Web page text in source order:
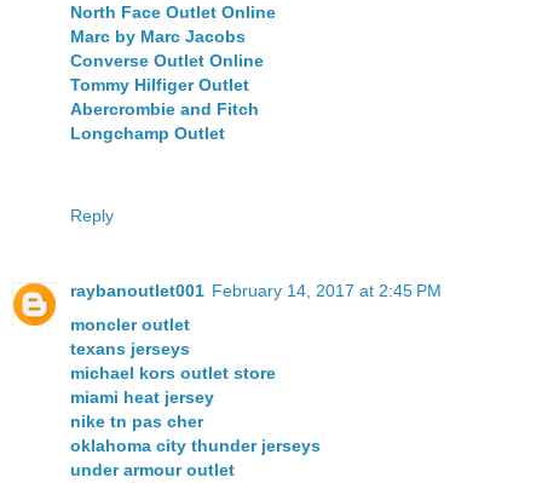
North Face Outlet Online
Marc by Marc Jacobs
Converse Outlet Online
Tommy Hilfiger Outlet
Abercrombie and Fitch
Longchamp Outlet
Reply
raybanoutlet001 February 14, 2017 at 2:45 PM
moncler outlet
texans jerseys
michael kors outlet store
miami heat jersey
nike tn pas cher
oklahoma city thunder jerseys
under armour outlet